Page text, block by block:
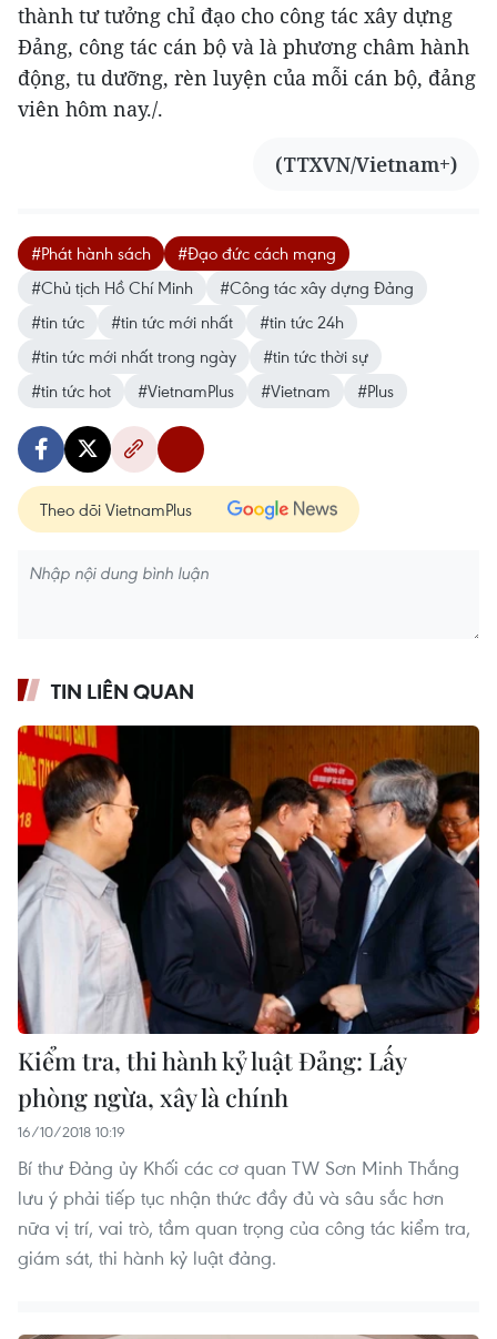
thành tư tưởng chỉ đạo cho công tác xây dựng
Đảng, công tác cán bộ và là phương châm hành
động, tu dưỡng, rèn luyện của mỗi cán bộ, đảng
viên hôm nay./.
(TTXVN/Vietnam+)
#Phát hành sách
#Đạo đức cách mạng
#Chủ tịch Hồ Chí Minh
#Công tác xây dựng Đảng
#tin tức
#tin tức mới nhất
#tin tức 24h
#tin tức mới nhất trong ngày
#tin tức thời sự
#tin tức hot
#VietnamPlus #Vietnam #Plus
Theo dõi VietnamPlus
TIN LIÊN QUAN
Kiểm tra, thi hành kỷ luật Đảng: Lấy
phòng ngừa, xây là chính
16/10/2018 10:19
Bí thư Đảng ủy Khối các cơ quan TW Sơn Minh Thắng
lưu ý phải tiếp tục nhận thức đầy đủ và sâu sắc hơn
nữa vị trí, vai trò, tầm quan trọng của công tác kiểm tra,
giám sát, thi hành kỷ luật đảng.